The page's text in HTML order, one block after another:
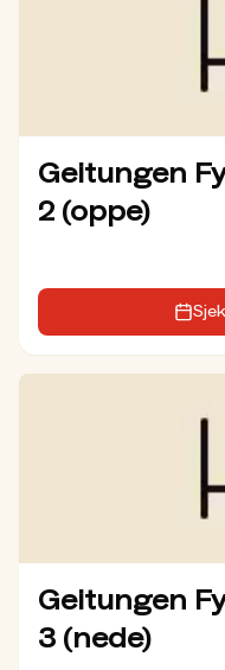
Geitungen
2 (oppe)
Geitungen
3 (nede)